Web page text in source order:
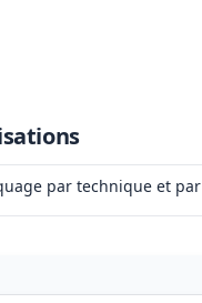
par technique et